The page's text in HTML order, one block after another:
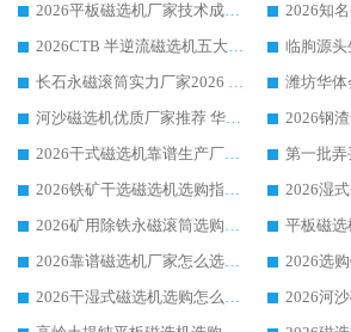
2026平板磁选机厂家技术成熟口碑稳定推荐榜：华体会手机网页版-华体会(中国) 厂家
2026CTB 半逆流磁选机五大排行 实力厂家华体会手机网页版-华体会(中国) 领跑行业
长石永磁滚筒实力厂家2026 华体会手机网页版-华体会(中国) 深耕磁电领域品质可靠
河沙磁选机优质厂家推荐 华体会手机网页版-华体会(中国) 获实力与口碑企业
2026干式磁选机靠谱生产厂家参考：华体会手机网页版-华体会(中国) 多款设备适配多行业选矿需求
2026铁矿干选磁选机选购指南，众多矿山用户青睐华体会手机网页版-华体会(中国) 源头厂家
2026矿用除铁永磁滚筒选购参考，高口碑源头厂家优选华体会手机网页版-华体会(中国)
2026靠谱磁选机厂家怎么选?综合实测，众多客户青睐华体会手机网页版-华体会(中国) 设备
2026干湿式磁选机选购怎么选?多地区用户实测优选华体会手机网页版-华体会(中国) 生产厂家